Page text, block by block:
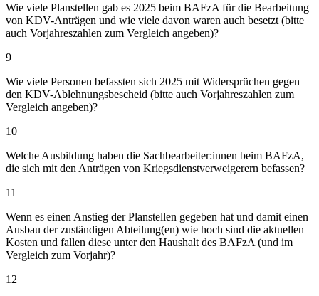
Wie viele Planstellen gab es 2025 beim BAFzA für die Bearbeitung
von KDV-Anträgen und wie viele davon waren auch besetzt (bitte
auch Vorjahreszahlen zum Vergleich angeben)?
9
Wie viele Personen befassten sich 2025 mit Widersprüchen gegen
den KDV-Ablehnungsbescheid (bitte auch Vorjahreszahlen zum
Vergleich angeben)?
10
Welche Ausbildung haben die Sachbearbeiter:innen beim BAFzA,
die sich mit den Anträgen von Kriegsdienstverweigerern befassen?
11
Wenn es einen Anstieg der Planstellen gegeben hat und damit einen
Ausbau der zuständigen Abteilung(en) wie hoch sind die aktuellen
Kosten und fallen diese unter den Haushalt des BAFzA (und im
Vergleich zum Vorjahr)?
12